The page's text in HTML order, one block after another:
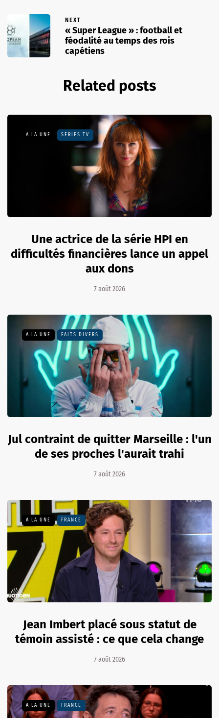
NEXT
« Super League » : football et
féodalité au temps des rois
capétiens
Related posts
A LA UNE SÉRIES TV
Une actrice de la série HPI en
difficultés financières lance un appel
aux dons
7 août 2026
A LA UNE FAITS DIVERS
Jul contraint de quitter Marseille : l'un
de ses proches l'aurait trahi
7 août 2026
A LA UNE FRANCE
Jean Imbert placé sous statut de
témoin assisté : ce que cela change
7 août 2026
A LA UNE FRANCE